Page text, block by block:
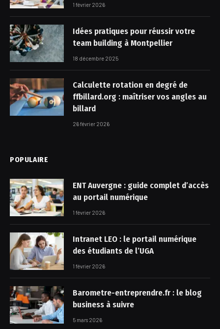
1 février 2026
Idées pratiques pour réussir votre
team building à Montpellier
18 décembre 2025
Calculette rotation en degré de
ffbillard.org : maîtriser vos angles au
billard
26 février 2026
POPULAIRE
ENT Auvergne​ : guide complet d’accès
au portail numérique
1 février 2026
Intranet LEO : le portail numérique
des étudiants de l’UGA
1 février 2026
Barometre-entreprendre.fr : le blog
business à suivre
5 mars 2026